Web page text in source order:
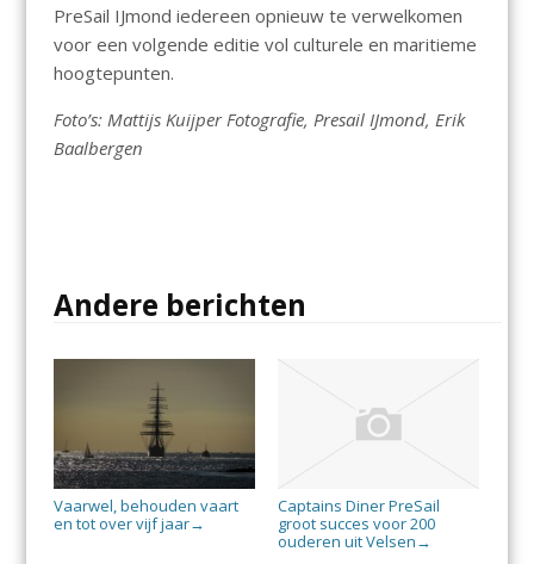
PreSail IJmond iedereen opnieuw te verwelkomen
voor een volgende editie vol culturele en maritieme
hoogtepunten.
Foto’s: Mattijs Kuijper Fotografie, Presail IJmond, Erik
Baalbergen
Andere berichten
Vaarwel, behouden vaart
en tot over vijf jaar→
Captains Diner PreSail
groot succes voor 200
ouderen uit Velsen →